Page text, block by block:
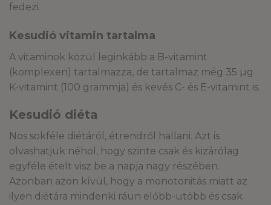
fedezi.
Kesudió vitamin tartalma
A vitaminok közül leginkább a B-vitamint
(komplexen) tartalmazza, de tartalmaz még 35 µg
K-vitamint (100 grammja) és kevés C- és E-vitamint is.
Kesudió diéta
Nos sokféle diétáról, étrendről hallani. Azt is
olvashatjuk néhol, hogy szinte csak és kizárólag
egyféle ételt visz be a napja nagy részében.
Azonban azon kívül, hogy a monotonitás miatt az
ilyen diétára mindenki ráun előbb-utóbb és csak